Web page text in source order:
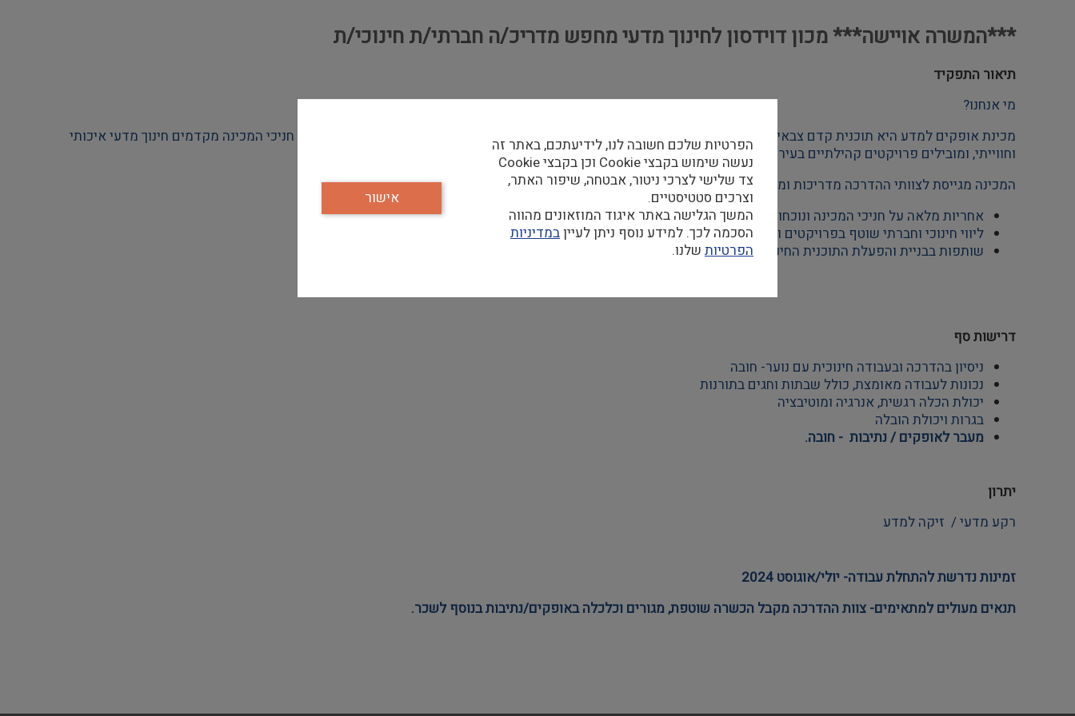
***המשרה אויישה*** מכון דוידסון לחינוך מדעי מחפש מדריכ/ה חברתי/ת חינוכי/ת
תיאור התפקיד
מי אנחנו?
מכינת אופקים למדע היא תוכנית קדם צבאית ייחודית, מבית מכון דוידסון ומכון ויצמן למדע, אשר שמה לה למטרה לתרום לפריפריה. חניכי המכינה מקדמים חינוך מדעי איכותי
וחווייתי, ומובילים פרויקטים קהילתיים בעיר אופקים, ומהשנה הקרובה גם בנתיבות.
המכינה מגייסת לצוותי ההדרכה מדריכות ומדריכים חברתיים/ות חינוכיים/ות לשנת תשפ"ה.
אחריות מלאה על חניכי המכינה ונוכחות פיסית לאורך היום
ליווי חינוכי וחברתי שוטף בפרויקטים ובתהליכים אישיים וקבוצתיים
שותפות בבניית והפעלת התוכנית החינוכית והחברתית, ואחריות על סדר היום
דרישות סף
ניסיון בהדרכה ובעבודה חינוכית עם נוער- חובה
נכונות לעבודה מאומצת, כולל שבתות וחגים בתורנות
יכולת הכלה רגשית, אנרגיה ומוטיבציה
בגרות ויכולת הובלה
מעבר לאופקים / נתיבות  - חובה.
יתרון
רקע מדעי /  זיקה למדע
זמינות נדרשת להתחלת עבודה- יולי/אוגוסט 2024
תנאים מעולים למתאימים- צוות ההדרכה מקבל הכשרה שוטפת, מגורים וכלכלה באופקים/נתיבות בנוסף לשכר.
הפרטיות שלכם חשובה לנו, לידיעתכם, באתר זה
נעשה שימוש בקבצי Cookie וכן בקבצי Cookie
צד שלישי לצרכי ניטור, אבטחה, שיפור האתר,
וצרכים סטטיסטיים.
המשך הגלישה באתר איגוד המוזאונים מהווה
הסכמה לכך. למידע נוסף ניתן לעייןבמדיניות
הפרטיות שלנו.
אישור